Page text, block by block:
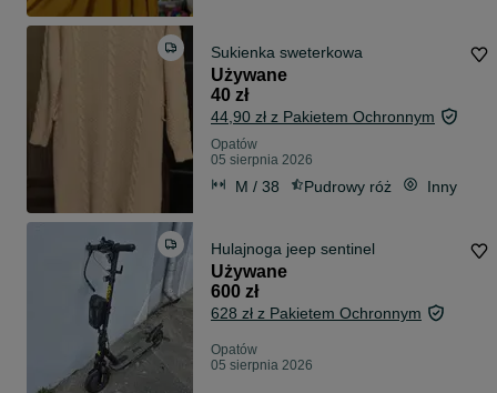
Sukienka sweterkowa
Używane
40 zł
44,90 zł z Pakietem Ochronnym
Opatów
05 sierpnia 2026
M / 38 Pudrowy róż Inny
Hulajnoga jeep sentinel
Używane
600 zł
628 zł z Pakietem Ochronnym
Opatów
05 sierpnia 2026